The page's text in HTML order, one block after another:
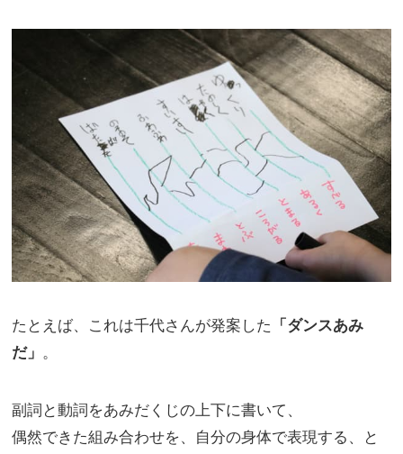
たとえば、これは千代さんが発案した
「ダンスあみ
だ」 。
副詞と動詞をあみだくじの上下に書いて、
偶然できた組み合わせを、自分の身体で表現する、と